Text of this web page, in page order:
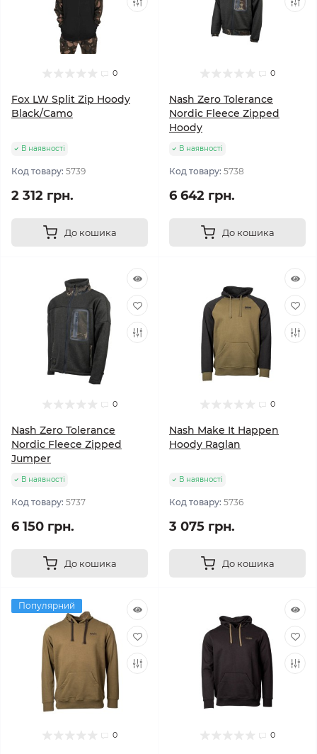
0
Fox LW Split Zip Hoody
Black/Camo
В наявності
Код товару: 5739
2 312 грн.
До кошика
0
Nash Zero Tolerance
Nordic Fleece Zipped
Hoody
В наявності
Код товару: 5738
6 642 грн.
До кошика
0
Nash Zero Tolerance
Nordic Fleece Zipped
Jumper
В наявності
Код товару: 5737
6 150 грн.
До кошика
0
Nash Make It Happen
Hoody Raglan
В наявності
Код товару: 5736
3 075 грн.
До кошика
Популярний
0 0